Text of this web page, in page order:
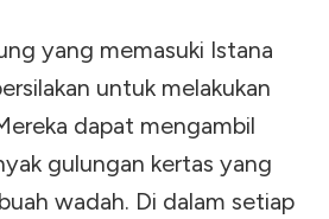
yang memasuki Istana
untuk melakukan
dapat mengambil
gulungan kertas yang
wadah. Di dalam setiap